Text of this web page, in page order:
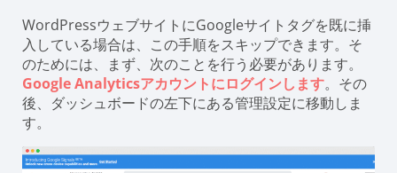
WordPressウェブサイトにGoogleサイトタグを既に挿
入している場合は、この手順をスキップできます。そ
のためには、まず、次のことを行う必要があります。
Google Analyticsアカウントにログインします。その
後、ダッシュボードの左下にある管理設定に移動しま
す。